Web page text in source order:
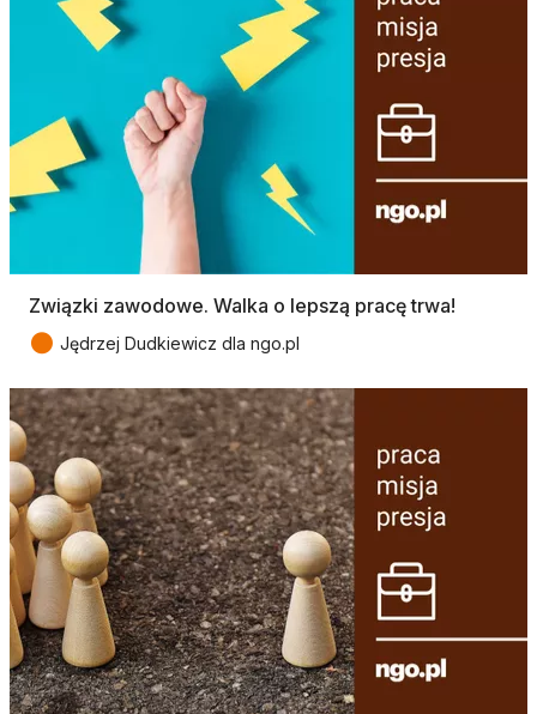
Związki zawodowe. Walka o lepszą pracę trwa!
● Jędrzej Dudkiewicz dla ngo.pl